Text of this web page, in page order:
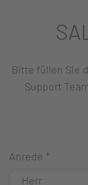
Bitte füllen Sie
Support
Anrede *